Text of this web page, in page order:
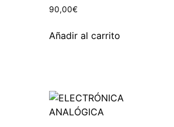
90,00€
Añadir al carrito